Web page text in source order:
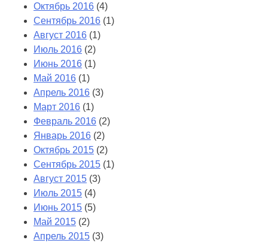
Октябрь 2016 (4)
Сентябрь 2016 (1)
Август 2016 (1)
Июль 2016 (2)
Июнь 2016 (1)
Май 2016 (1)
Апрель 2016 (3)
Март 2016 (1)
Февраль 2016 (2)
Январь 2016 (2)
Октябрь 2015 (2)
Сентябрь 2015 (1)
Август 2015 (3)
Июль 2015 (4)
Июнь 2015 (5)
Май 2015 (2)
Апрель 2015 (3)